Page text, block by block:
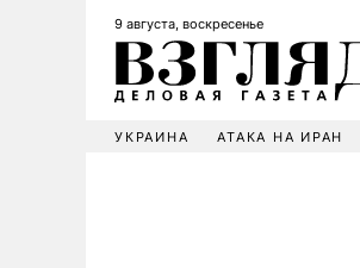
9 августа, воскресенье
УКРАИНА АТАКА НА ИРАН